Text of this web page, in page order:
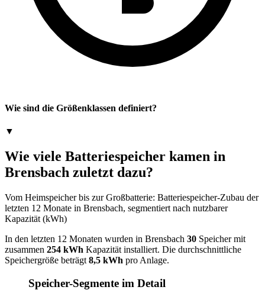
Wie sind die Größenklassen definiert?
▼
Wie viele Batteriespeicher kamen in
Brensbach zuletzt dazu?
Vom Heimspeicher bis zur Großbatterie: Batteriespeicher-Zubau der
letzten 12 Monate in Brensbach, segmentiert nach nutzbarer
Kapazität (kWh)
In den letzten 12 Monaten wurden in Brensbach 30 Speicher mit
zusammen 254 kWh Kapazität installiert. Die durchschnittliche
Speichergröße beträgt 8,5 kWh pro Anlage.
Speicher-Segmente im Detail